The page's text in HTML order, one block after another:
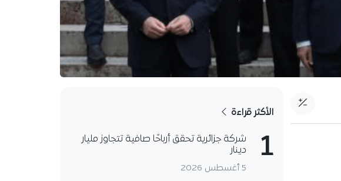
الأكثر قراءة
1
شركة جزائرية تحقق أرباحًا صافية تتجاوز مليار
دينار
5 أغسطس 2026